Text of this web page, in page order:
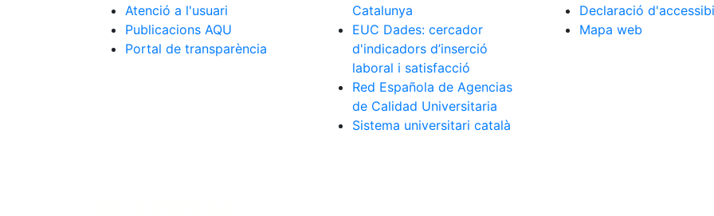
Atenció a l'usuari
Publicacions AQU
Portal de transparència
Catalunya
EUC Dades: cercador
d'indicadors d’inserció
laboral i satisfacció
Red Española de Agencias
de Calidad Universitaria
Sistema universitari català
Declaració
Mapa web